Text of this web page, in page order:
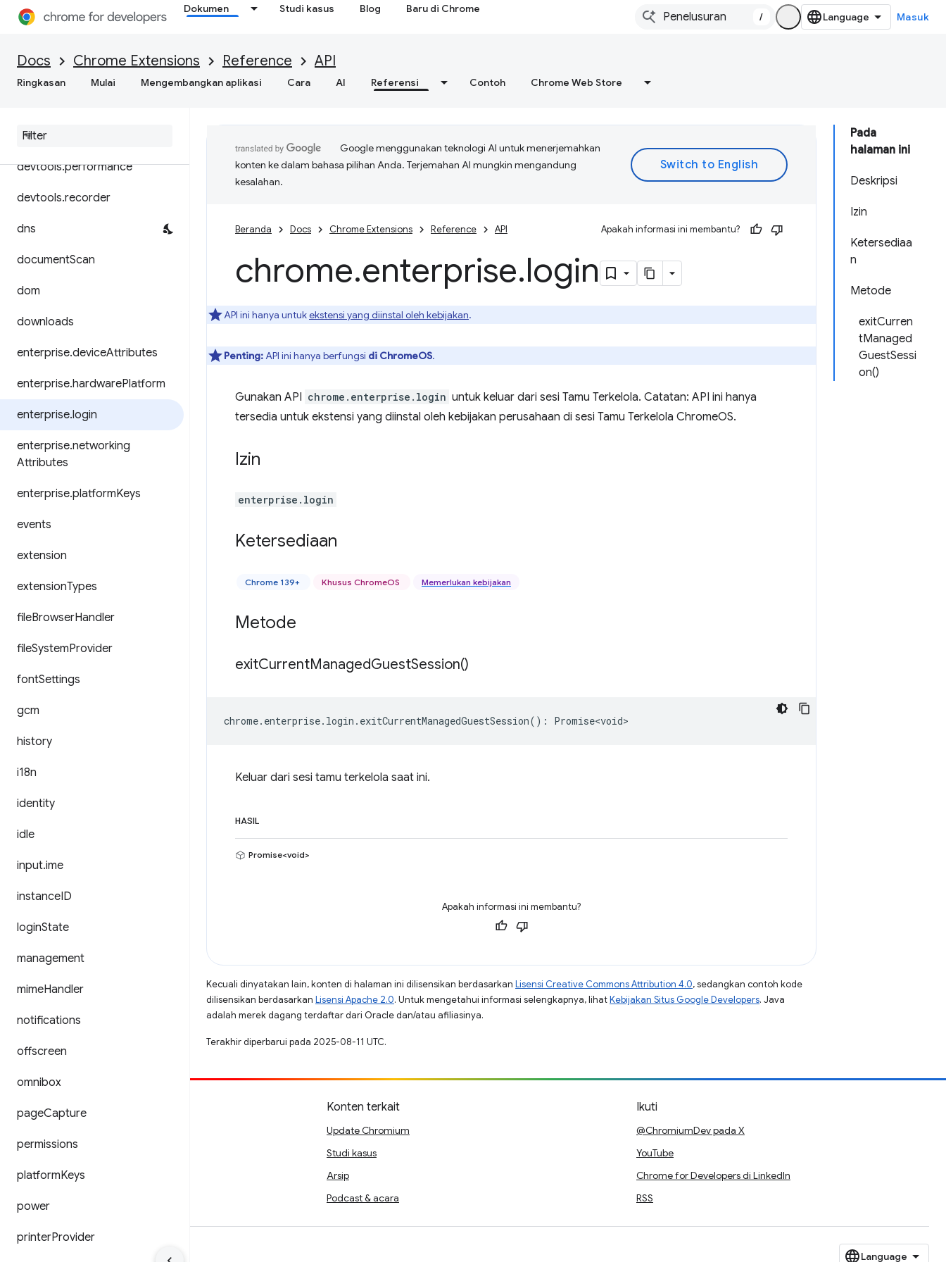
Dokumen Studi kasus Blog Baru di Chrome
/ Masuk
Docs Chrome Extensions Reference API
Ringkasan Mulai Mengembangkan aplikasi Cara AI Referensi Contoh Chrome Web Store
declarativeNetRequest
devtools
devtools.performance
devtools.recorder
dns
documentScan
dom
downloads
enterprise.deviceAttributes
enterprise.hardwarePlatform
enterprise.login
enterprise.networking
Attributes
enterprise.platformKeys
events
extension
extensionTypes
fileBrowserHandler
fileSystemProvider
fontSettings
gcm
history
i18n
identity
idle
input.ime
instanceID
loginState
management
mimeHandler
notifications
offscreen
omnibox
pageCapture
permissions
platformKeys
power
printerProvider
Pada
halaman ini
Deskripsi
Izin
Ketersediaa
n
Metode
exitCurren
tManaged
GuestSessi
on()
Google menggunakan teknologi AI untuk menerjemahkan
konten ke dalam bahasa pilihan Anda. Terjemahan AI mungkin mengandung
kesalahan.
Beranda Docs Chrome Extensions Reference API Apakah informasi ini membantu?
chrome.enterprise.login
API ini hanya untukekstensi yang diinstal oleh kebijakan.
Penting:API ini hanya berfungsi di ChromeOS.
Gunakan API chrome.enterprise.login untuk keluar dari sesi Tamu Terkelola. Catatan: API ini hanya
tersedia untuk ekstensi yang diinstal oleh kebijakan perusahaan di sesi Tamu Terkelola ChromeOS.
Izin
enterprise.login
Ketersediaan
Chrome 139+ Khusus ChromeOS Memerlukan kebijakan
Metode
exitCurrentManagedGuestSession()
chrome. enterprise. login . exitCurrentManagedGuestSession() : Promise<void>
Keluar dari sesi tamu terkelola saat ini.
HASIL
Promise<void>
Apakah informasi ini membantu?
Kecuali dinyatakan lain, konten di halaman ini dilisensikan berdasarkan Lisensi Creative Commons Attribution 4.0, sedangkan contoh kode
dilisensikan berdasarkan Lisensi Apache 2.0. Untuk mengetahui informasi selengkapnya, lihatKebijakan Situs Google Developers. Java
adalah merek dagang terdaftar dari Oracle dan/atau afiliasinya.
Terakhir diperbarui pada 2025-08-11 UTC.
Beri kontribusi
Lihat masalah terbuka
Konten terkait
Update Chromium
Studi kasus
Arsip
Podcast & acara
Ikuti
@ChromiumDev pada X
YouTube
Chrome for Developers di LinkedIn
RSS
Manage cookies